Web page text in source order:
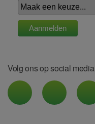
Volg ons op social media